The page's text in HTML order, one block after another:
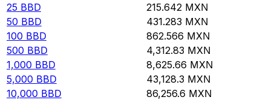
25 BBD 215.642 MXN
50 BBD 431.283 MXN
100 BBD 862.566 MXN
500 BBD 4,312.83 MXN
1,000 BBD 8,625.66 MXN
5,000 BBD 43,128.3 MXN
10,000 BBD 86,256.6 MXN